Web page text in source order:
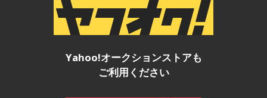
Yahoo!オークションストアも
ご利用ください